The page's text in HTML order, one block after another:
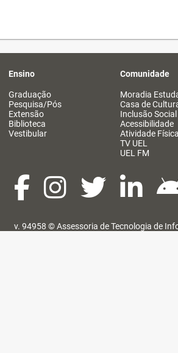
Ensino
Graduação
Pesquisa/Pós
Extensão
Biblioteca
Vestibular
Comunidade
Moradia
Casa de
Inclusão Social
Acessibilidade
Atividade Física
TV UEL
UEL FM
v. 94958 ©Assessoria de Tecnologia de